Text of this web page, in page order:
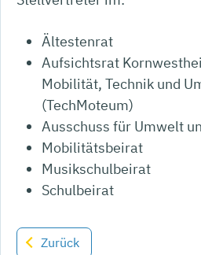
Ältestenrat
Aufsichtsrat
Mobilität, Technik und
(TechMoteum)
Ausschuss für Umwelt
Mobilitätsbeirat
Musikschulbeirat
Schulbeirat
Zurück